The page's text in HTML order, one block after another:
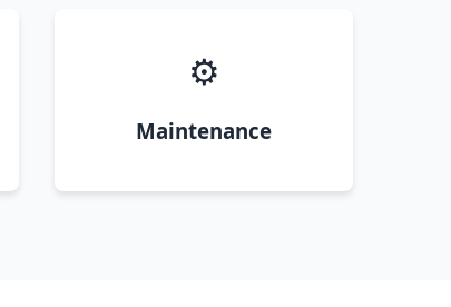
⚙️
Maintenance